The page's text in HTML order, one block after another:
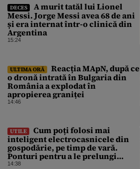
DECES
A murit tatăl lui Lionel
Messi. Jorge Messi avea 68 de ani
și era internat într-o clinică din
Argentina
15:24
ULTIMA ORĂ
Reacția MApN, după ce
o dronă intrată în Bulgaria din
România a explodat în
apropierea graniței
14:46
UTILE
Cum poți folosi mai
inteligent electrocasnicele din
gospodărie, pe timp de vară.
Ponturi pentru a le prelungi
durata de viață
14:38